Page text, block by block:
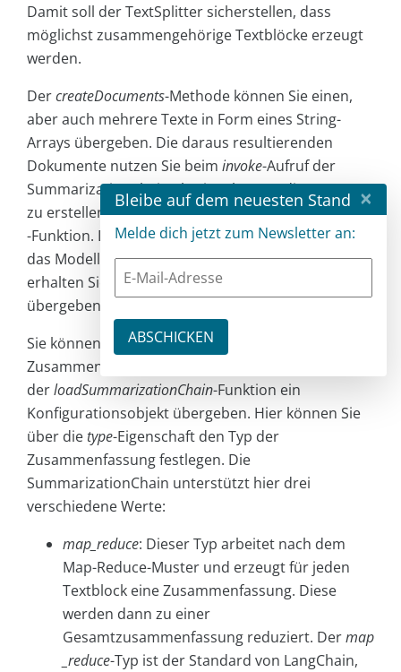
Damit soll der TextSplitter sicherstellen, dass
möglichst zusammengehörige Textblöcke erzeugt
werden.
DercreateDocuments-Methode können Sie einen,
aber auch mehrere Texte in Form eines String-
Arrays übergeben. Die daraus resultierenden
Dokumente nutzen Sie beim invoke-Aufruf der
SummarizationChain als Eingabe. Um diese Kette
zu erstellen, nutzen Sie dieloadSummarizationChain
-Funktion. Dieser müssen Sie beim Aufruf lediglich
das Modell übergeben. Führen Sie den Code aus,
erhalten Sie die Zusammenfassung des
übergebenen Texts.
Sie können noch weiter Einfluss auf die
Zusammenfassung nehmen, indem Sie beim Aufruf
derloadSummarizationChain-Funktion ein
Konfigurationsobjekt übergeben. Hier können Sie
über dietype-Eigenschaft den Typ der
Zusammenfassung festlegen. Die
SummarizationChain unterstützt hier drei
verschiedene Werte:
map_reduce: Dieser Typ arbeitet nach dem
Map-Reduce-Muster und erzeugt für jeden
Textblock eine Zusammenfassung. Diese
werden dann zu einer
Gesamtzusammenfassung reduziert. Dermap
_reduce-Typ ist der Standard von LangChain,
Bleibe auf dem neuesten Stand ×
Melde dich jetzt zum Newsletter an: